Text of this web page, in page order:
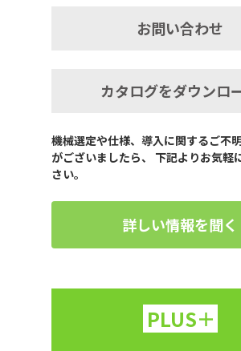
お問い合わせ
カタログをダウンロ
機械選定や仕様、導入に関するご不
がございましたら、 下記よりお気軽
さい。
詳しい情報を聞く
PLUS＋